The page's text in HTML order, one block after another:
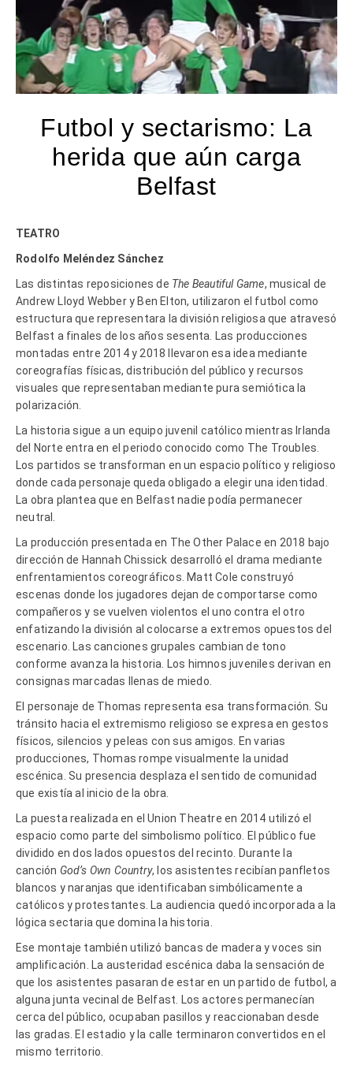
Futbol y sectarismo: La
herida que aún carga
Belfast
TEATRO
Rodolfo Meléndez Sánchez
Las distintas reposiciones de The Beautiful Game, musical de
Andrew Lloyd Webber y Ben Elton, utilizaron el futbol como
estructura que representara la división religiosa que atravesó
Belfast a finales de los años sesenta. Las producciones
montadas entre 2014 y 2018 llevaron esa idea mediante
coreografías físicas, distribución del público y recursos
visuales que representaban mediante pura semiótica la
polarización.
La historia sigue a un equipo juvenil católico mientras Irlanda
del Norte entra en el periodo conocido como The Troubles.
Los partidos se transforman en un espacio político y religioso
donde cada personaje queda obligado a elegir una identidad.
La obra plantea que en Belfast nadie podía permanecer
neutral.
La producción presentada en The Other Palace en 2018 bajo
dirección de Hannah Chissick desarrolló el drama mediante
enfrentamientos coreográficos. Matt Cole construyó
escenas donde los jugadores dejan de comportarse como
compañeros y se vuelven violentos el uno contra el otro
enfatizando la división al colocarse a extremos opuestos del
escenario. Las canciones grupales cambian de tono
conforme avanza la historia. Los himnos juveniles derivan en
consignas marcadas llenas de miedo.
El personaje de Thomas representa esa transformación. Su
tránsito hacia el extremismo religioso se expresa en gestos
físicos, silencios y peleas con sus amigos. En varias
producciones, Thomas rompe visualmente la unidad
escénica. Su presencia desplaza el sentido de comunidad
que existía al inicio de la obra.
La puesta realizada en el Union Theatre en 2014 utilizó el
espacio como parte del simbolismo político. El público fue
dividido en dos lados opuestos del recinto. Durante la
canción God’s Own Country, los asistentes recibían panfletos
blancos y naranjas que identificaban simbólicamente a
católicos y protestantes. La audiencia quedó incorporada a la
lógica sectaria que domina la historia.
Ese montaje también utilizó bancas de madera y voces sin
amplificación. La austeridad escénica daba la sensación de
que los asistentes pasaran de estar en un partido de futbol, a
alguna junta vecinal de Belfast. Los actores permanecían
cerca del público, ocupaban pasillos y reaccionaban desde
las gradas. El estadio y la calle terminaron convertidos en el
mismo territorio.